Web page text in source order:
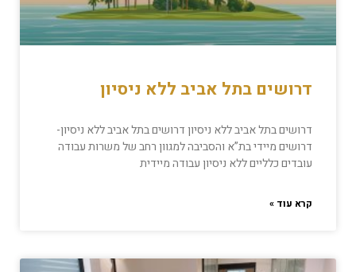
דרושים בתל אביב ללא ניסיון
דרושים בתל אביב ללא ניסיון דרושים בתל אביב ללא ניסיון-
דרושים מיידי בת”א והסביבה למגוון רחב של משרות עבודה
עובדים כלליים ללא ניסיון עבודה מיידית
קרא עוד »